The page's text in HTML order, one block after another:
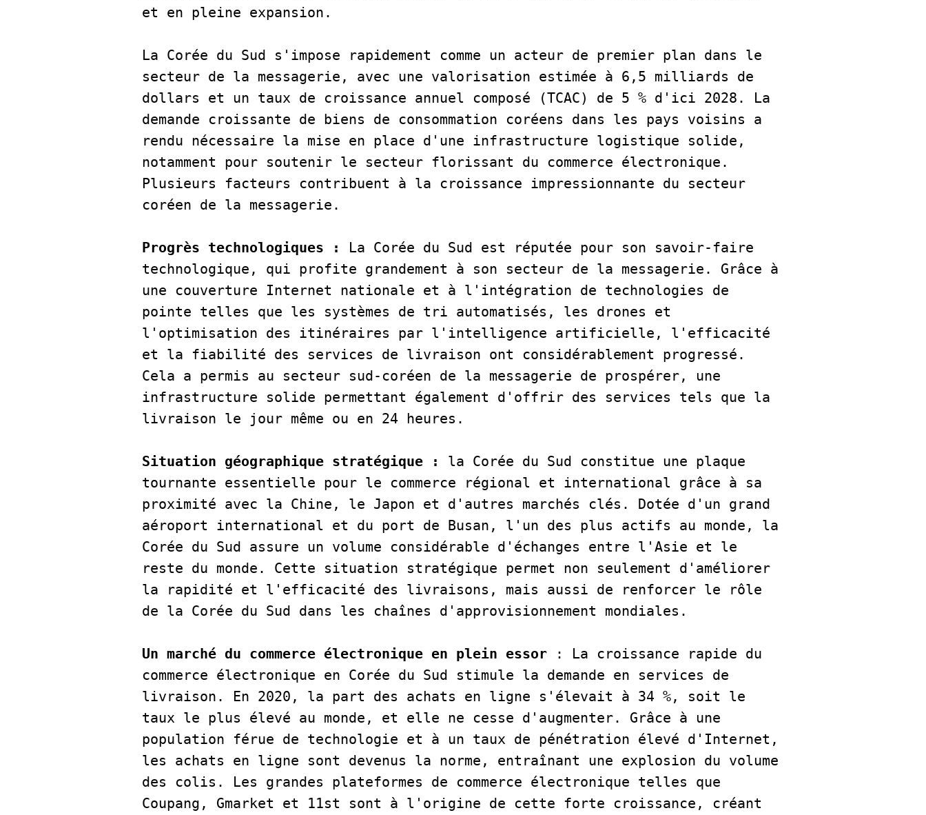
et en pleine expansion.
La Corée du Sud s'impose rapidement comme un acteur de premier plan dans le
secteur de la messagerie, avec une valorisation estimée à 6,5 milliards de
dollars et un taux de croissance annuel composé (TCAC) de 5 % d'ici 2028. La
demande croissante de biens de consommation coréens dans les pays voisins a
rendu nécessaire la mise en place d'une infrastructure logistique solide,
notamment pour soutenir le secteur florissant du commerce électronique.
Plusieurs facteurs contribuent à la croissance impressionnante du secteur
coréen de la messagerie.
Progrès technologiques :
La Corée du Sud est réputée pour son savoir-faire
technologique, qui profite grandement à son secteur de la messagerie. Grâce à
une couverture Internet nationale et à l'intégration de technologies de
pointe telles que les systèmes de tri automatisés, les drones et
l'optimisation des itinéraires par l'intelligence artificielle, l'efficacité
et la fiabilité des services de livraison ont considérablement progressé.
Cela a permis au secteur sud-coréen de la messagerie de prospérer, une
infrastructure solide permettant également d'offrir des services tels que la
livraison le jour même ou en 24 heures.
Situation géographique stratégique :
la Corée du Sud constitue une plaque
tournante essentielle pour le commerce régional et international grâce à sa
proximité avec la Chine, le Japon et d'autres marchés clés. Dotée d'un grand
aéroport international et du port de Busan, l'un des plus actifs au monde, la
Corée du Sud assure un volume considérable d'échanges entre l'Asie et le
reste du monde. Cette situation stratégique permet non seulement d'améliorer
la rapidité et l'efficacité des livraisons, mais aussi de renforcer le rôle
de la Corée du Sud dans les chaînes d'approvisionnement mondiales.
Un marché du commerce électronique en plein essor
: La croissance rapide du
commerce électronique en Corée du Sud stimule la demande en services de
livraison. En 2020, la part des achats en ligne s'élevait à 34 %, soit le
taux le plus élevé au monde, et elle ne cesse d'augmenter. Grâce à une
population férue de technologie et à un taux de pénétration élevé d'Internet,
les achats en ligne sont devenus la norme, entraînant une explosion du volume
des colis. Les grandes plateformes de commerce électronique telles que
Coupang, Gmarket et 11st sont à l'origine de cette forte croissance, créant